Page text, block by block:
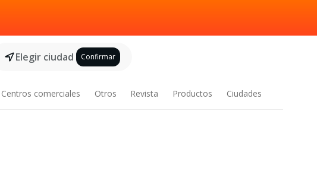
Elegir ciudad Confirmar
Centros comerciales Otros Revista Productos Ciudades